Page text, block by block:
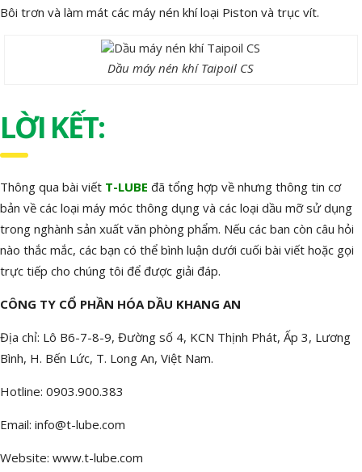
Bôi trơn và làm mát các máy nén khí loại Piston và trục vít.
Dầu máy nén khí Taipoil CS
LỜI KẾT:
Thông qua bài viết T-LUBE đã tổng hợp về nhưng thông tin cơ
bản về các loại máy móc thông dụng và các loại dầu mỡ sử dụng
trong nghành sản xuất văn phòng phẩm. Nếu các ban còn câu hỏi
nào thắc mắc, các bạn có thể bình luận dưới cuối bài viết hoặc gọi
trực tiếp cho chúng tôi để được giải đáp.
CÔNG TY CỔ PHẦN HÓA DẦU KHANG AN
Địa chỉ: Lô B6-7-8-9, Đường số 4, KCN Thịnh Phát, Ấp 3, Lương
Bình, H. Bến Lức, T. Long An, Việt Nam.
Hotline: 0903.900.383
Email: info@t-lube.com
Website: www.t-lube.com